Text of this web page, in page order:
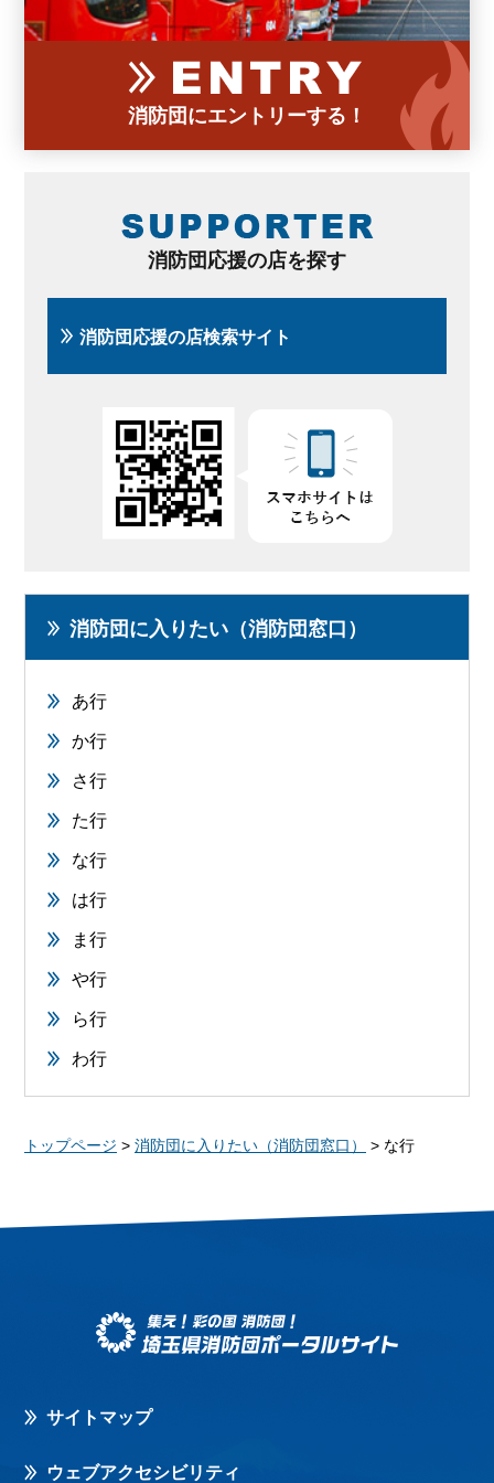
消防団にエントリーする！
消防団応援の店を探す
消防団応援の店検索サイト
消防団に入りたい（消防団窓口）
あ行
か行
さ行
た行
な行
は行
ま行
や行
ら行
わ行
トップページ > 消防団に入りたい（消防団窓口） > な行
サイトマップ
ウェブアクセシビリティ